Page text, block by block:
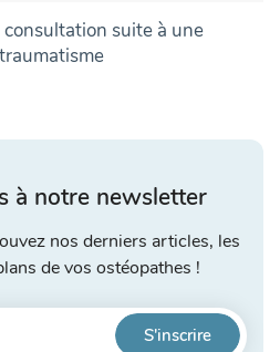
suite à une
à notre newsletter
nos derniers articles, les
de vos ostéopathes !